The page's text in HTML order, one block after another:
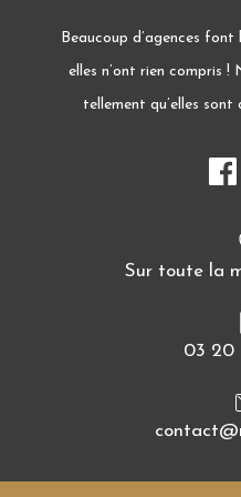
Beaucoup d’agences
elles n’ont rien compris !
tellement qu’elles
Sur toute la
03 20